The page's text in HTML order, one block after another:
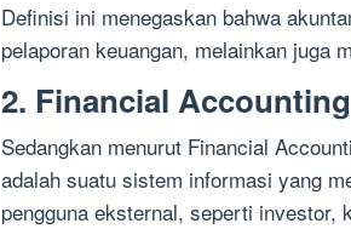
Definisi ini menegaskan bahwa
pelaporan keuangan, melainkan juga
2. Financial
Sedangkan menurut Financial
adalah suatu sistem informasi yang
pengguna eksternal, seperti investor,